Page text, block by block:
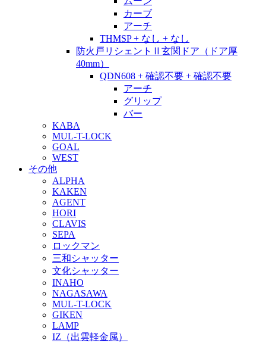
カーブ
アーチ
THMSP + なし + なし
防火戸リシェントⅡ玄関ドア（ドア厚
40mm）
QDN608 + 確認不要 + 確認不要
アーチ
グリップ
バー
KABA
MUL-T-LOCK
GOAL
WEST
その他
ALPHA
KAKEN
AGENT
HORI
CLAVIS
SEPA
ロックマン
三和シャッター
文化シャッター
INAHO
NAGASAWA
MUL-T-LOCK
GIKEN
LAMP
IZ（出雲軽金属）